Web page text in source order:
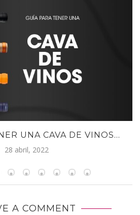
UNA CAVA DE VINOS...
28 abril, 2022
A COMMENT